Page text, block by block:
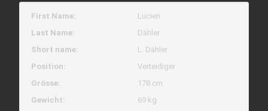
First Name:
Lucien
Last Name:
Dähler
Short name:
L. Dähler
Position:
Verteidiger
Grösse:
178 cm
Gewicht:
69 kg